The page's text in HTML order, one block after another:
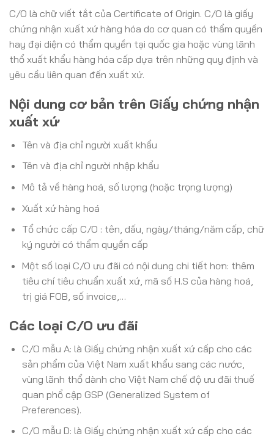
C/O là chữ viết tắt của Certificate of Origin. C/O là giấy
chứng nhận xuất xứ hàng hóa do cơ quan có thẩm quyền
hay đại diện có thẩm quyền tại quốc gia hoặc vùng lãnh
thổ xuất khẩu hàng hóa cấp dựa trên những quy định và
yêu cầu liên quan đến xuất xứ.
Nội dung cơ bản trên Giấy chứng nhận
xuất xứ
Tên và địa chỉ người xuất khẩu
Tên và địa chỉ người nhập khẩu
Mô tả về hàng hoá, số lượng (hoặc trọng lượng)
Xuất xứ hàng hoá
Tổ chức cấp C/O : tên, dấu, ngày/tháng/năm cấp, chữ
ký người có thẩm quyền cấp
Một số loại C/O ưu đãi có nội dung chi tiết hơn: thêm
tiêu chí tiêu chuẩn xuất xứ, mã số H.S của hàng hoá,
trị giá FOB, số invoice,…
Các loại C/O ưu đãi
C/O mẫu A: là Giấy chứng nhận xuất xứ cấp cho các
sản phẩm của Việt Nam xuất khẩu sang các nước,
vùng lãnh thổ dành cho Việt Nam chế độ ưu đãi thuế
quan phổ cập GSP (Generalized System of
Preferences).
C/O mẫu D: là Giấy chứng nhận xuất xứ cấp cho các